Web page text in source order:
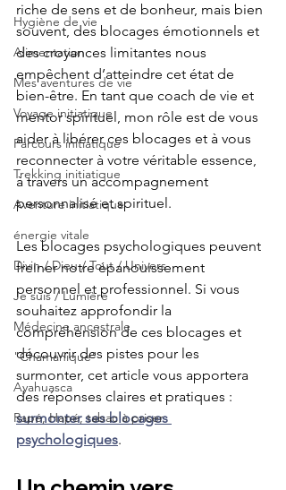
Hygiène de vie
Alimentation
Mes aventures de vie
Voyage initiatique
Parcours initiatique
Trekking initiatique
Aventure initiatique
énergie vitale
Divin / Dieu / Tout / Univers
Je suis / Lumière
Médecine ancestrale
"Chamanique"
Ayahuasca
Rapé, Hapé, tabac à priser
riche de sens et de bonheur, mais bien
souvent, des blocages émotionnels et
des croyances limitantes nous
empêchent d’atteindre cet état de
bien-être. En tant que coach de vie et
mentor spirituel, mon rôle est de vous
aider à libérer ces blocages et à vous
reconnecter à votre véritable essence,
à travers un accompagnement
personnalisé et spirituel.
Les blocages psychologiques peuvent
freiner notre épanouissement
personnel et professionnel. Si vous
souhaitez approfondir la
compréhension de ces blocages et
découvrir des pistes pour les
surmonter, cet article vous apportera
des réponses claires et pratiques :
surmonter ses blocages
psychologiques.